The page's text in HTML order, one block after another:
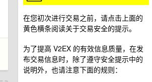
在您初次进行交易之前，请点击上面的
黄色横条阅读关于交易安全的提示。
为了提高 V2EX 的有效信息质量，在发
布交易信息时，除了遵守安全提示中的
说明外，也请注意下面的规则：